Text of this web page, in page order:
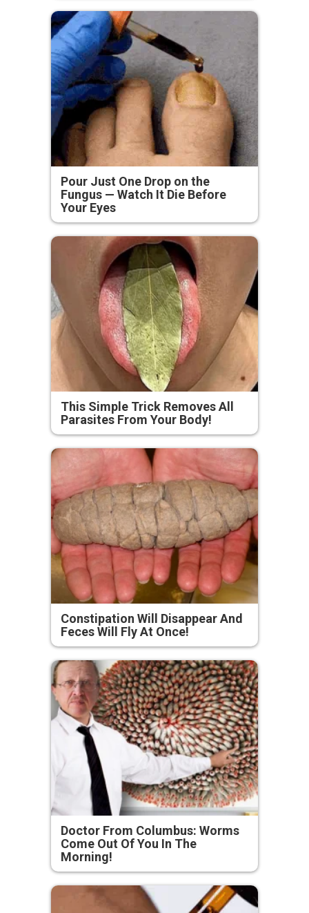
Pour Just One Drop on the
Fungus — Watch It Die Before
Your Eyes
This Simple Trick Removes All
Parasites From Your Body!
Constipation Will Disappear And
Feces Will Fly At Once!
Doctor From Columbus: Worms
Come Out Of You In The
Morning!